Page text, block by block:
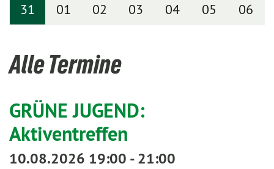
31
01 02 03 04 05 06
Alle Termine
GRÜNE JUGEND:
Aktiventreffen
10.08.2026 19:00 - 21:00